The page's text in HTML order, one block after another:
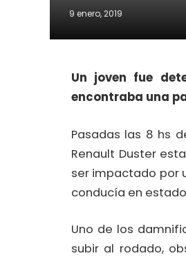
9 enero, 2019
Un joven fue
encontraba una
Pasadas las 8 hs
Renault Duster
ser impactado por
conducía en
Uno de los
subir al rodado,